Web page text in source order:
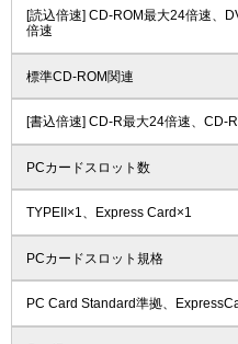
[読込倍速] CD-ROM最大24倍速、
倍速
標準CD-ROM関連
[書込倍速] CD-R最大24倍速、CD-
PCカードスロット数
TYPEII×1、Express Card×1
PCカードスロット規格
PC Card Standard準拠、